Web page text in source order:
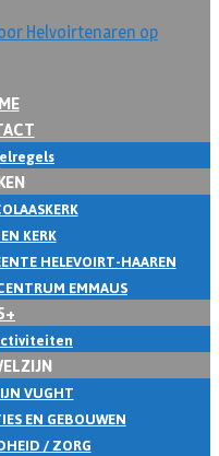
KERK
HELEVOIRT-HAAREN
EMMAUS
VUGHT
EN GEBOUWEN
/ ZORG